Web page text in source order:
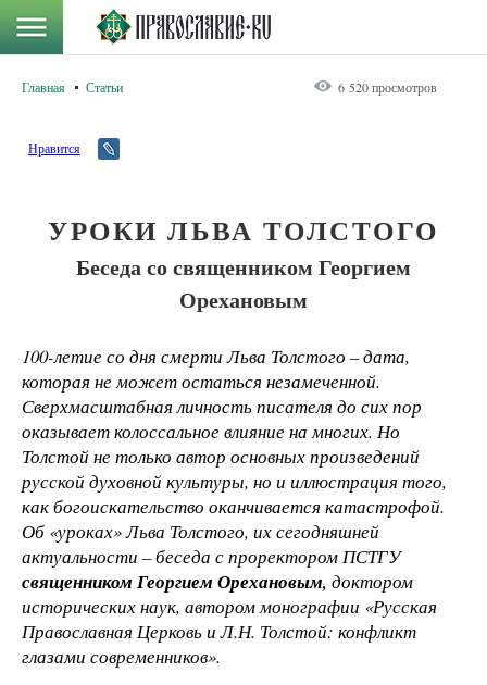
Главная Статьи 6 520 просмотров
Нравится
УРОКИ ЛЬВА ТОЛСТОГО
Беседа со священником Георгием
Орехановым
100-летие со дня смерти Льва Толстого – дата,
которая не может остаться незамеченной.
Сверхмасштабная личность писателя до сих пор
оказывает колоссальное влияние на многих. Но
Толстой не только автор основных произведений
русской духовной культуры, но и иллюстрация того,
как богоискательство оканчивается катастрофой.
Об «уроках» Льва Толстого, их сегодняшней
актуальности – беседа с проректором ПСТГУ
священником Георгием Орехановым, доктором
исторических наук, автором монографии «Русская
Православная Церковь и Л.Н. Толстой: конфликт
глазами современников».